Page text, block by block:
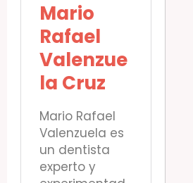
Mario
Rafael
Valenzue
la Cruz
Mario Rafael
Valenzuela es
un dentista
experto y